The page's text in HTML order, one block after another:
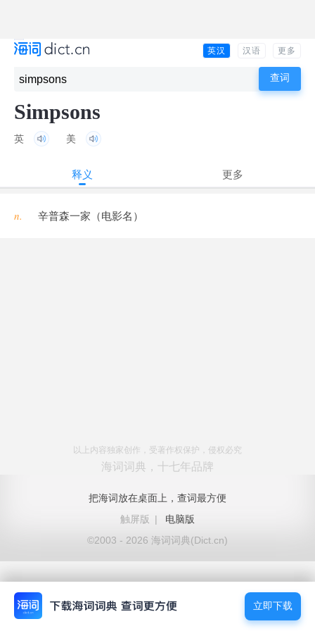
英汉 汉语 更多
Simpsons
英 美
释义 更多
n. 辛普森一家（电影名）
以上内容独家创作，受著作权保护，侵权必究
海词词典，十七年品牌
把海词放在桌面上，查词最方便
触屏版
|
电脑版
©2003 - 2026 海词词典(Dict.cn)
立即下载
立即下载